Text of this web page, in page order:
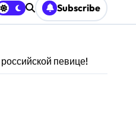
Subscribe
певице!